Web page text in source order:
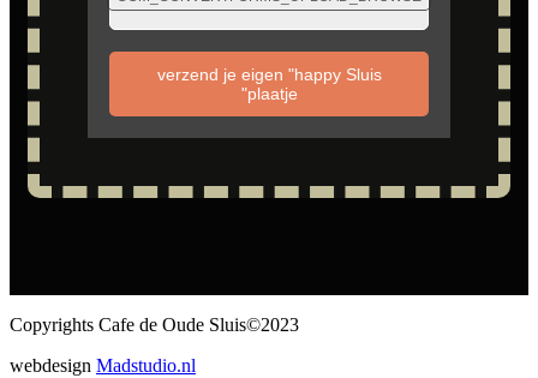
verzend je eigen "happy Sluis
"plaatje
Copyrights Cafe de Oude Sluis©2023
webdesign Madstudio.nl